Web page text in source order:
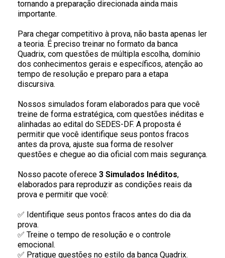
tornando a preparação direcionada ainda mais
importante.
Para chegar competitivo à prova, não basta apenas ler
a teoria. É preciso treinar no formato da banca
Quadrix, com questões de múltipla escolha, domínio
dos conhecimentos gerais e específicos, atenção ao
tempo de resolução e preparo para a etapa
discursiva.
Nossos simulados foram elaborados para que você
treine de forma estratégica, com questões inéditas e
alinhadas ao edital do SEDES-DF. A proposta é
permitir que você identifique seus pontos fracos
antes da prova, ajuste sua forma de resolver
questões e chegue ao dia oficial com mais segurança.
Nosso pacote oferece 3 Simulados Inéditos,
elaborados para reproduzir as condições reais da
prova e permitir que você:
✅ Identifique seus pontos fracos antes do dia da
prova.
✅ Treine o tempo de resolução e o controle
emocional.
✅ Pratique questões no estilo da banca Quadrix.